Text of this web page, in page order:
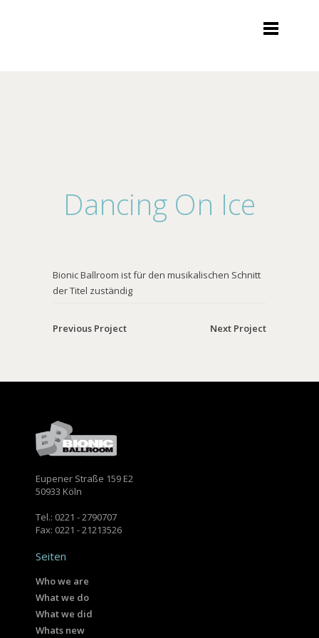
Dancing On Ice
Bionic Ballroom ist für den musikalischen Schnitt
der Titel zuständig
Previous Project Next Project
Eupener Straße 159 E2
50933 Köln
Tel.: 0221 - 2790707
Fax: 0221 - 21213526
Seiten
Who we are
What we do
What we did
Whats new